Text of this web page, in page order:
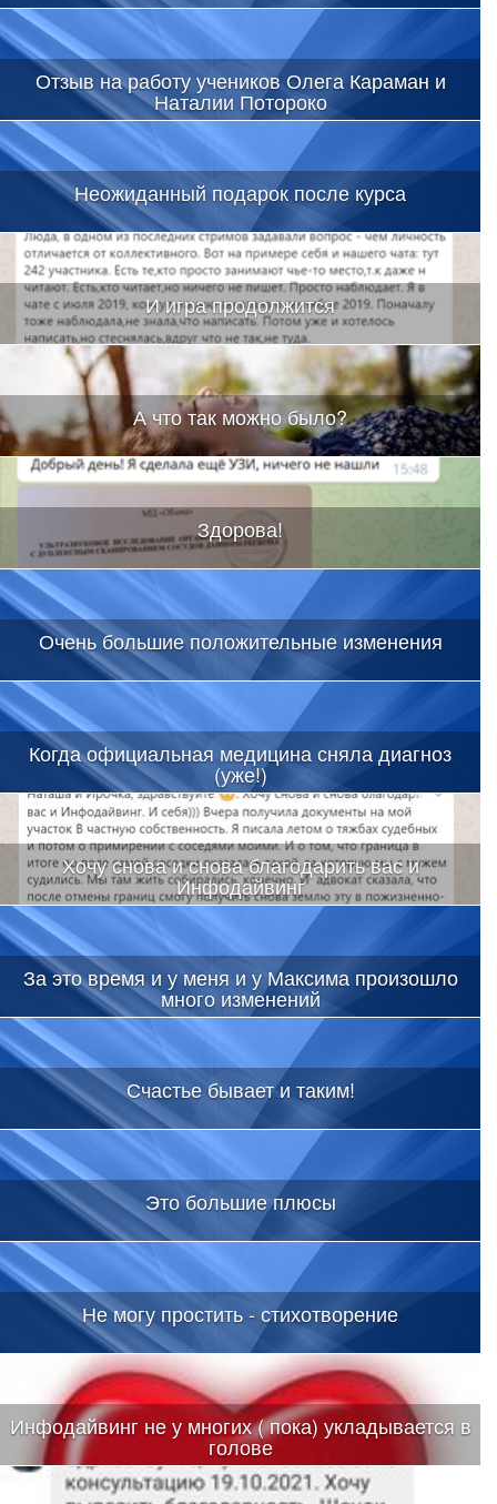
Отзыв на работу учеников Олега Караман и
Наталии Потороко
Неожиданный подарок после курса
И игра продолжится
А что так можно было?
Здорова!
Очень большие положительные изменения
Когда официальная медицина сняла диагноз
(уже!)
Хочу снова и снова благодарить вас и
Инфодайвинг
За это время и у меня и у Максима произошло
много изменений
Счастье бывает и таким!
Это большие плюсы
Не могу простить - стихотворение
Инфодайвинг не у многих ( пока) укладывается в
голове